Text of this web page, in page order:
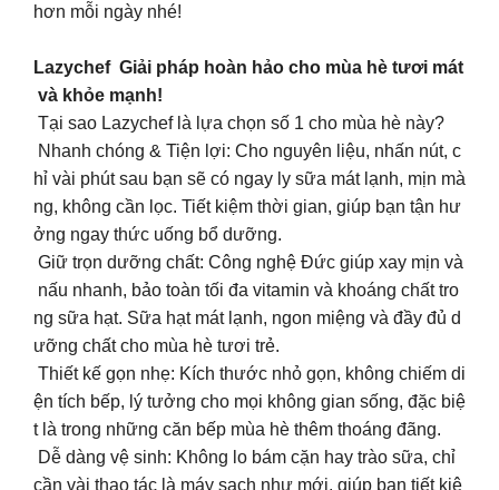
hơn mỗi ngày nhé!
Lazychef Giải pháp hoàn hảo cho mùa hè tươi mát
và khỏe mạnh!
Tại sao Lazychef là lựa chọn số 1 cho mùa hè này?
Nhanh chóng & Tiện lợi: Cho nguyên liệu, nhấn nút, c
hỉ vài phút sau bạn sẽ có ngay ly sữa mát lạnh, mịn mà
ng, không cần lọc. Tiết kiệm thời gian, giúp bạn tận hư
ởng ngay thức uống bổ dưỡng.
Giữ trọn dưỡng chất: Công nghệ Đức giúp xay mịn và
nấu nhanh, bảo toàn tối đa vitamin và khoáng chất tro
ng sữa hạt. Sữa hạt mát lạnh, ngon miệng và đầy đủ d
ưỡng chất cho mùa hè tươi trẻ.
Thiết kế gọn nhẹ: Kích thước nhỏ gọn, không chiếm di
ện tích bếp, lý tưởng cho mọi không gian sống, đặc biệ
t là trong những căn bếp mùa hè thêm thoáng đãng.
Dễ dàng vệ sinh: Không lo bám cặn hay trào sữa, chỉ
cần vài thao tác là máy sạch như mới, giúp bạn tiết kiệ